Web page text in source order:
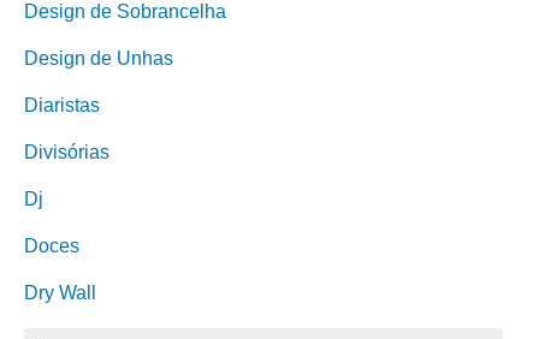
Design de Sobrancelha
Design de Unhas
Diaristas
Divisórias
Dj
Doces
Dry Wall